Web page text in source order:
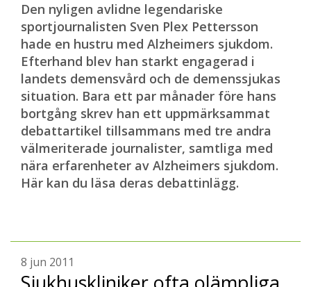
Den nyligen avlidne legendariske
sportjournalisten Sven Plex Pettersson
hade en hustru med Alzheimers sjukdom.
Efterhand blev han starkt engagerad i
landets demensvård och de demenssjukas
situation. Bara ett par månader före hans
bortgång skrev han ett uppmärksammat
debattartikel tillsammans med tre andra
välmeriterade journalister, samtliga med
nära erfarenheter av Alzheimers sjukdom.
Här kan du läsa deras debattinlägg.
8 jun 2011